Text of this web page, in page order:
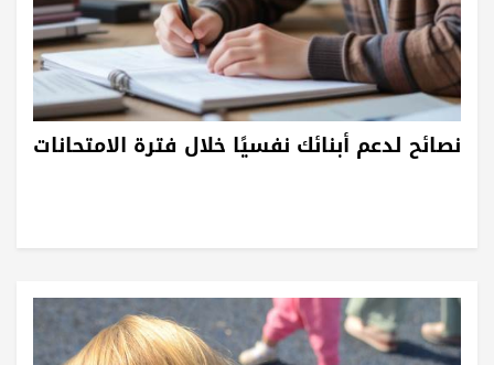
نصائح لدعم أبنائك نفسيًا خلال فترة الامتحانات